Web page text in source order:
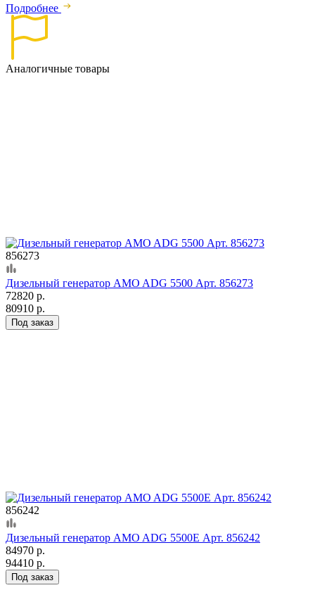
Подробнее
Аналогичные товары
856273
Дизельный генератор AMO ADG 5500 Арт. 856273
72820 р.
80910 р.
Под заказ
856242
Дизельный генератор AMO ADG 5500E Арт. 856242
84970 р.
94410 р.
Под заказ